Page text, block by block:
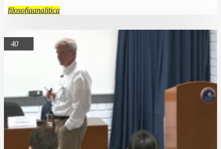
filosofiaanalitica
40